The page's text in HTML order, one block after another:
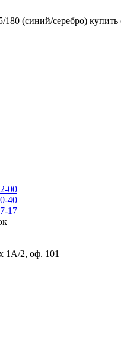
(синий/серебро)
00
40
17
1А/2, оф. 101